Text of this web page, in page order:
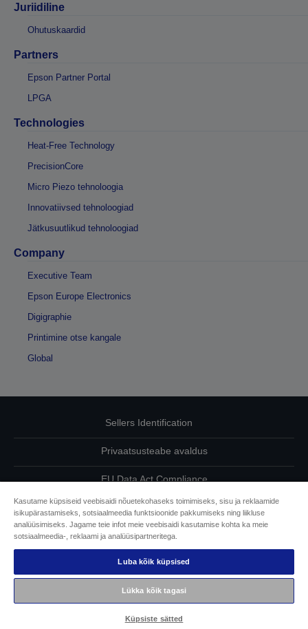
Juriidiline
Ohutuskaardid
Partners
Epson Partner Portal
LPGA
Technologies
Heat-Free Technology
PrecisionCore
Micro Piezo tehnoloogia
Innovatiivsed tehnoloogiad
Jätkusuutlikud tehnoloogiad
Company
Executive Team
Epson Europe Electronics
Digigraphie
Printimine otse kangale
Global
Sellers Identification
Privaatsusteabe avaldus
EU Data Act Compliance
Võtke meiega oma andmete osas ühendust
Cookie Information
Epsoni pühendumine juurdepääsetavusele
Autoriõigus © 2026 Seiko Epson
Kasutame küpsiseid veebisaidi nõuetekohaseks toimimiseks, sisu ja reklaamide
isikupärastamiseks, sotsiaalmeedia funktsioonide pakkumiseks ning liikluse
analüüsimiseks. Jagame teie infot meie veebisaidi kasutamise kohta ka meie
sotsiaalmeedia-, reklaami ja analüüsipartneritega.
Luba kõik küpsised
Lükka kõik tagasi
Küpsiste sätted